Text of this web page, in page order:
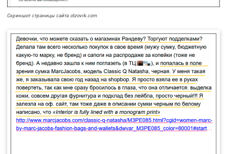
Скриншот страницы сайта otzovik.com